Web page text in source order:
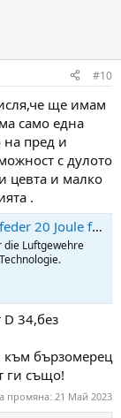
#10
ще имам
само една
на пред и
с дулото
цевта и малко
.
Joule für Luft...
die Luftgewehre
34,без
към бързомерец
ги също!
промяна: 21 Май 2023